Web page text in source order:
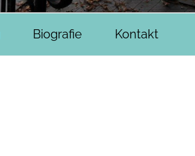
Biografie Kontakt